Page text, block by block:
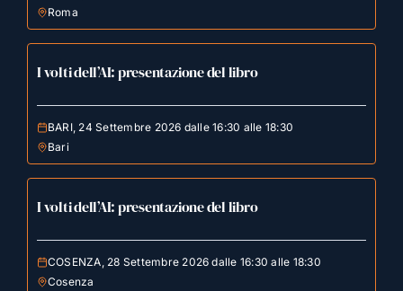
Roma
I volti dell’AI: presentazione del libro
BARI, 24 Settembre 2026 dalle 16:30 alle 18:30
Bari
I volti dell’AI: presentazione del libro
COSENZA, 28 Settembre 2026 dalle 16:30 alle 18:30
Cosenza